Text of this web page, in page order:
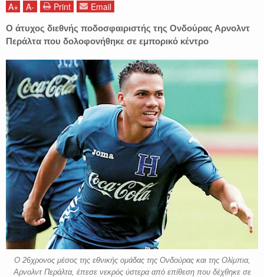
A+ A- Print Email
O άτυχος διεθνής ποδοσφαιριστής της Ονδούρας Αρνολντ
Περάλτα που δολοφονήθηκε σε εμπορικό κέντρο
Ο 26χρονος μέσος της εθνικής ομάδας της Ονδούρας και της Ολίμπια,
Αρνολντ Περάλτα, έπεσε νεκρός ύστερα από επίθεση που δέχθηκε σε